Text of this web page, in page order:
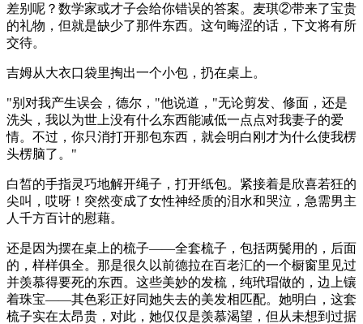
差别呢？数学家或才子会给你错误的答案。麦琪②带来了宝贵
的礼物，但就是缺少了那件东西。这句晦涩的话，下文将有所
交待。
吉姆从大衣口袋里掏出一个小包，扔在桌上。
"别对我产生误会，德尔，"他说道，"无论剪发、修面，还是
洗头，我以为世上没有什么东西能减低一点点对我妻子的爱
情。不过，你只消打开那包东西，就会明白刚才为什么使我楞
头楞脑了。"
白皙的手指灵巧地解开绳子，打开纸包。紧接着是欣喜若狂的
尖叫，哎呀！突然变成了女性神经质的泪水和哭泣，急需男主
人千方百计的慰藉。
还是因为摆在桌上的梳子——全套梳子，包括两鬓用的，后面
的，样样俱全。那是很久以前德拉在百老汇的一个橱窗里见过
并羡慕得要死的东西。这些美妙的发梳，纯玳瑁做的，边上镶
着珠宝——其色彩正好同她失去的美发相匹配。她明白，这套
梳子实在太昂贵，对此，她仅仅是羡慕渴望，但从未想到过据